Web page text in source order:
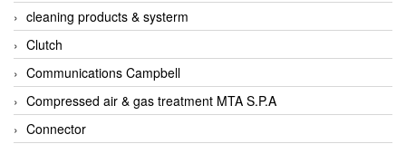
Akerstroms Viet Nam
AKO Armaturen & Separationstechnik
AKO Armaturen & Separationstechnik Vietnam
AKUSENSE
ALA OFFICINE SPA
cleaning products & systerm
Clutch
Communications Campbell
Compressed air & gas treatment MTA S.P.A
Connector